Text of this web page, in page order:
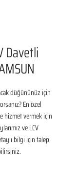
Davetli
düğününüz için
En özel
hizmet vermek için
ve LCV
bilgi için talep